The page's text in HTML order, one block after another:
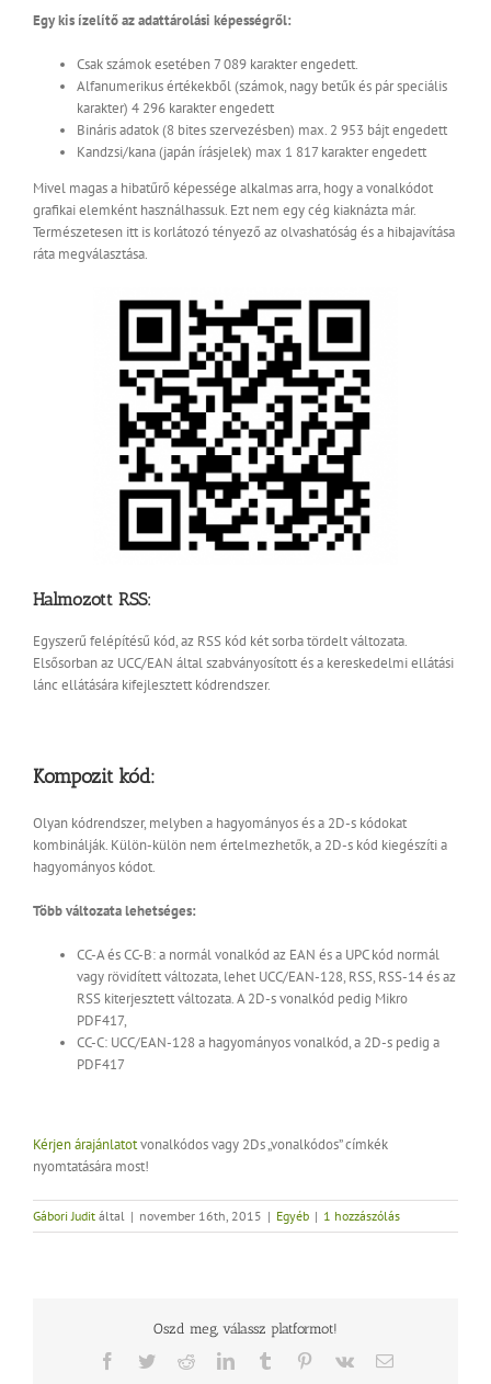
Egy kis ízelítő az adattárolási képességről:
Csak számok esetében 7 089 karakter engedett.
Alfanumerikus értékekből (számok, nagy betűk és pár speciális
karakter) 4 296 karakter engedett
Bináris adatok (8 bites szervezésben) max. 2 953 bájt engedett
Kandzsi/kana (japán írásjelek) max 1 817 karakter engedett
Mivel magas a hibatűrő képessége alkalmas arra, hogy a vonalkódot
grafikai elemként használhassuk. Ezt nem egy cég kiaknázta már.
Természetesen itt is korlátozó tényező az olvashatóság és a hibajavítása
ráta megválasztása.
Halmozott RSS:
Egyszerű felépítésű kód, az RSS kód két sorba tördelt változata.
Elsősorban az UCC/EAN által szabványosított és a kereskedelmi ellátási
lánc ellátására kifejlesztett kódrendszer.
Kompozit kód:
Olyan kódrendszer, melyben a hagyományos és a 2D-s kódokat
kombinálják. Külön-külön nem értelmezhetők, a 2D-s kód kiegészíti a
hagyományos kódot.
Több változata lehetséges:
CC-A és CC-B: a normál vonalkód az EAN és a UPC kód normál
vagy rövidített változata, lehet UCC/EAN-128, RSS, RSS-14 és az
RSS kiterjesztett változata. A 2D-s vonalkód pedig Mikro
PDF417,
CC-C: UCC/EAN-128 a hagyományos vonalkód, a 2D-s pedig a
PDF417
Kérjen árajánlatotvonalkódos vagy 2Ds „vonalkódos” címkék
nyomtatására most!
Gábori Judit által | november 16th, 2015 | Egyéb | 1 hozzászólás
Oszd meg, válassz platformot!
Facebook
TwitterRedditLinkedInTumblr Pinterest
Vk Email: